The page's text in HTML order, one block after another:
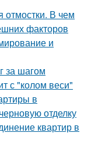
отмостки. В чем
факторов
и
за шагом
с "колом веси"
в
отделку
квартир в